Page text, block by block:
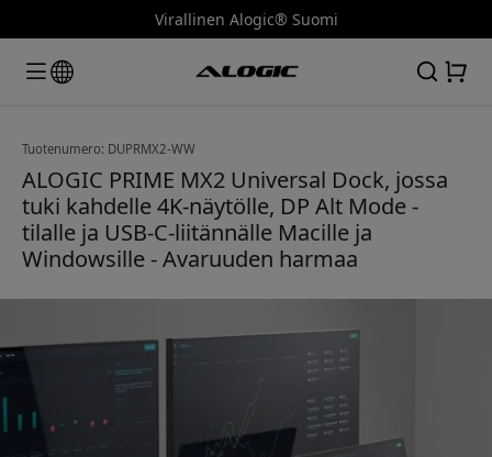
Virallinen Alogic® Suomi
Tuotenumero: DUPRMX2-WW
ALOGIC PRIME MX2 Universal Dock, jossa
tuki kahdelle 4K-näytölle, DP Alt Mode -
tilalle ja USB-C-liitännälle Macille ja
Windowsille - Avaruuden harmaa